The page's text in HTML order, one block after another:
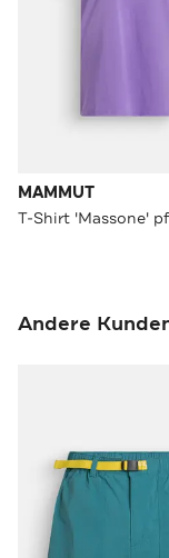
MAMMUT
T-Shirt 'Massone'
Andere